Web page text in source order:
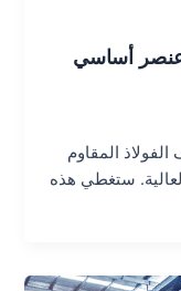
المقاوم للصدأ 408: عنصر أساسي
السلسلة 400، يُعرف الفولاذ المقاوم
العالية. ستغطي هذه